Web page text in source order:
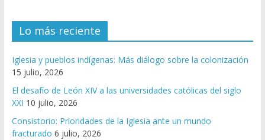
Lo más reciente
Iglesia y pueblos indígenas: Más diálogo sobre la colonización
15 julio, 2026
El desafío de León XIV a las universidades católicas del siglo
XXI 10 julio, 2026
Consistorio: Prioridades de la Iglesia ante un mundo
fracturado 6 julio, 2026